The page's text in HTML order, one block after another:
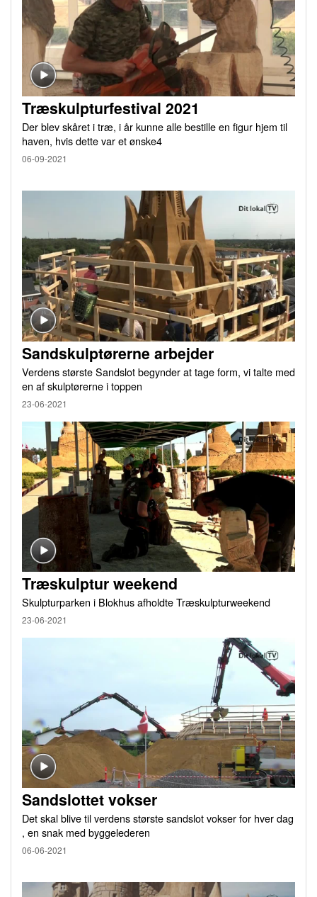
Træskulpturfestival 2021
Der blev skåret i træ, i år kunne alle bestille en figur hjem til
haven, hvis dette var et ønske4
06-09-2021
Sandskulptørerne arbejder
Verdens største Sandslot begynder at tage form, vi talte med
en af skulptørerne i toppen
23-06-2021
Træskulptur weekend
Skulpturparken i Blokhus afholdte Træskulpturweekend
23-06-2021
Sandslottet vokser
Det skal blive til verdens største sandslot vokser for hver dag
, en snak med byggelederen
06-06-2021